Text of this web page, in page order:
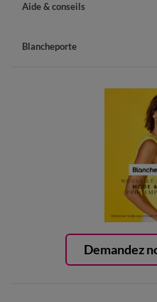
Demandez
Aide & conseils
Blancheporte